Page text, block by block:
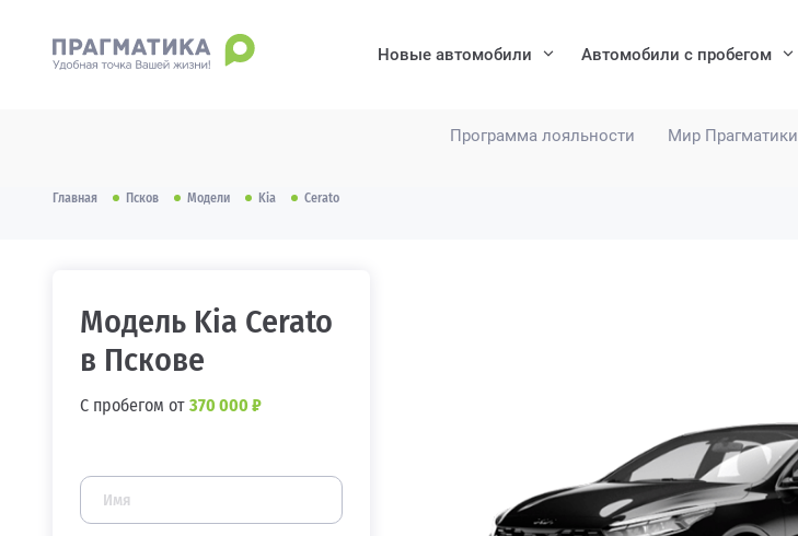
Программа лояльности Мир Прагматики
Новые автомобили Автомобили с пробегом
Главная Псков Модели Kia Cerato
Модель Kia Cerato
в Пскове
C пробегом от 370 000 ₽